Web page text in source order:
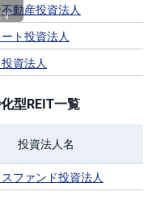
動産投資法人
ト投資法人
資法人
す
型REIT一覧
投資法人名
ファンド投資法人